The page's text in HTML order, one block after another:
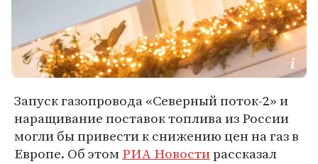
Запуск газопровода «Северный поток-2» и
наращивание поставок топлива из России
могли бы привести к снижению цен на газ в
Европе. Об этомРИА Новостирассказал